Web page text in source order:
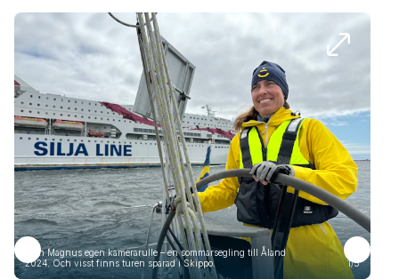
Från Magnus egen kamerarulle – en sommarsegling till Åland
2024. Och visst finns turen sparad i Skippo.
1/5